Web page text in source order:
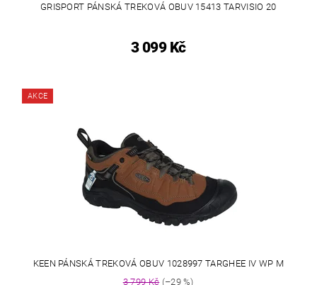
GRISPORT PÁNSKÁ TREKOVÁ OBUV 15413 TARVISIO 20
3 099 Kč
AKCE
KEEN PÁNSKÁ TREKOVÁ OBUV 1028997 TARGHEE IV WP M
3 799 Kč(–29 %)